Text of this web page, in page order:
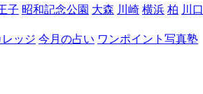
子 昭和記念公園 大森 川崎 横浜 柏 川口
ッジ 今月の占い ワンポイント写真塾